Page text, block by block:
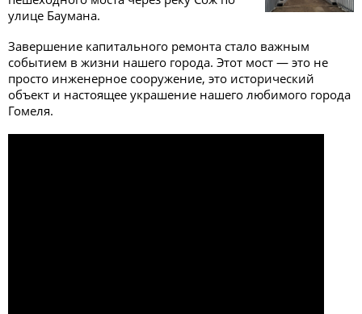
улице Баумана.
Завершение капитального ремонта стало важным
событием в жизни нашего города. Этот мост — это не
просто инженерное сооружение, это исторический
объект и настоящее украшение нашего любимого города
Гомеля.